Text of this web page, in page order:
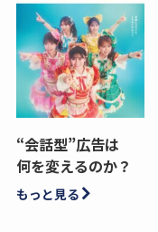
“会話型”広告は
何を変えるのか？
もっと見る